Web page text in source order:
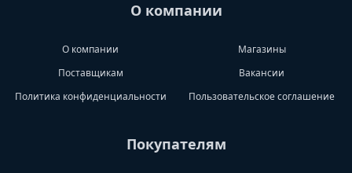
О компании
О компании
Магазины
Поставщикам
Вакансии
Политика конфиденциальности
Пользовательское соглашение
Покупателям